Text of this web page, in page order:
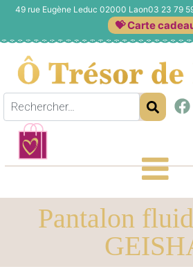
49 rue Eugène Leduc 02000 Laon03 23 79
💝 Carte
Pantalon